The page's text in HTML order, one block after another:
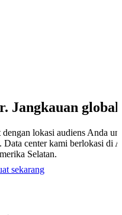
Jangkauan global
lokasi audiens Anda
Data center kami berlokasi di
Selatan.
sekarang